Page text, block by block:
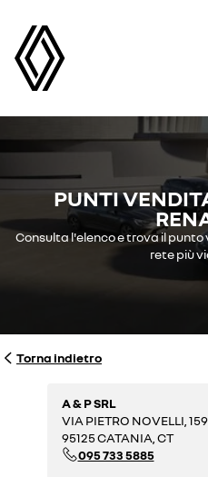
PUNTI
Consulta l'elenco e trova il
rete più
Torna indietro
A & P SRL
VIA PIETRO NOVELLI, 159
95125 CATANIA, CT
095 733 5885